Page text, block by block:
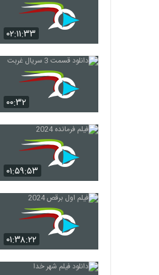
۰۲:۱۱:۳۳
۰۰:۳۲
۰۱:۵۹:۵۳
۰۱:۳۸:۲۲